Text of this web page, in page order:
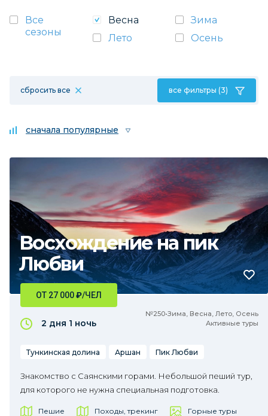
Все
сезоны
Весна
Зима
Лето
Осень
сбросить все все фильтры (3)
сначала популярные
Восхождение на пик
Любви
№250•Зима, Весна, Лето, Осень
Активные туры
ОТ 27 000₽/ЧЕЛ
2 дня 1 ночь
Тункинская долина Аршан Пик Любви
Знакомство с Саянскими горами. Небольшой пеший тур,
для которого не нужна специальная подготовка.
Пешие Походы, трекинг Горные туры